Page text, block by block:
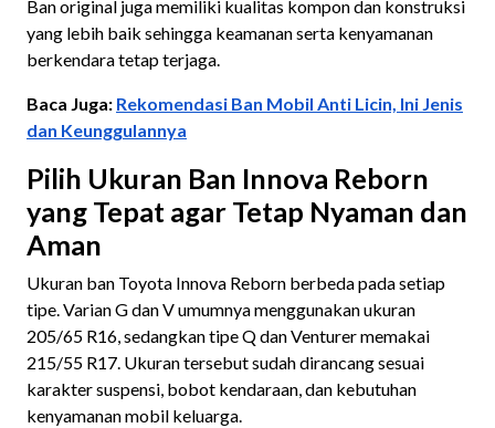
Ban original juga memiliki kualitas kompon dan konstruksi
yang lebih baik sehingga keamanan serta kenyamanan
berkendara tetap terjaga.
Baca Juga: Rekomendasi Ban Mobil Anti Licin, Ini Jenis
dan Keunggulannya
Pilih Ukuran Ban Innova Reborn
yang Tepat agar Tetap Nyaman dan
Aman
Ukuran ban Toyota Innova Reborn berbeda pada setiap
tipe. Varian G dan V umumnya menggunakan ukuran
205/65 R16, sedangkan tipe Q dan Venturer memakai
215/55 R17. Ukuran tersebut sudah dirancang sesuai
karakter suspensi, bobot kendaraan, dan kebutuhan
kenyamanan mobil keluarga.